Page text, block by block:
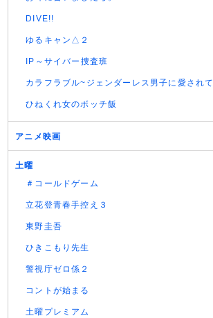
DIVE!!
ゆるキャン△２
IP～サイバー捜査班
カラフラブル~ジェンダーレス男子に愛され
ひねくれ女のボッチ飯
アニメ映画
土曜
＃コールドゲーム
立花登青春手控え３
東野圭吾
ひきこもり先生
警視庁ゼロ係２
コントが始まる
土曜プレミアム